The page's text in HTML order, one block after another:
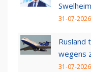
31-07-
Rusland
wegens
31-07-